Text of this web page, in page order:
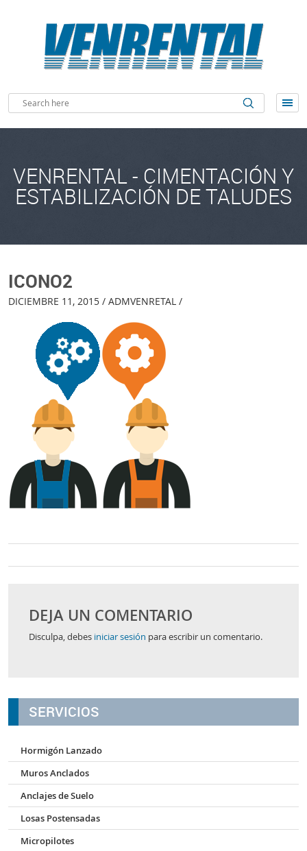
VENRENTAL - CIMENTACIÓN Y
ESTABILIZACIÓN DE TALUDES
ICONO2
DICIEMBRE 11, 2015 / ADMVENRETAL /
DEJA UN COMENTARIO
Disculpa, debes iniciar sesión para escribir un comentario.
SERVICIOS
Hormigón Lanzado
Muros Anclados
Anclajes de Suelo
Losas Postensadas
Micropilotes